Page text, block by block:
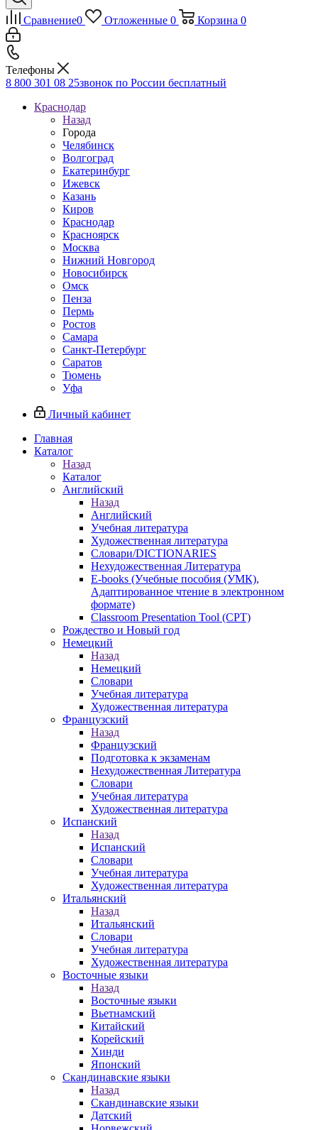
Сравнение0 Отложенные 0 Корзина 0
Телефоны
8 800 301 08 25звонок по России бесплатный
Краснодар
Назад
Города
Челябинск
Волгоград
Екатеринбург
Ижевск
Казань
Киров
Краснодар
Красноярск
Москва
Нижний Новгород
Новосибирск
Омск
Пенза
Пермь
Ростов
Самара
Санкт-Петербург
Саратов
Тюмень
Уфа
Личный кабинет
Главная
Каталог
Назад
Каталог
Английский
Назад
Английский
Учебная литература
Художественная литература
Словари/DICTIONARIES
Нехудожественная Литература
E-books (Учебные пособия (УМК),
Адаптированное чтение в электронном
формате)
Classroom Presentation Tool (CPT)
Рождество и Новый год
Немецкий
Назад
Немецкий
Словари
Учебная литература
Художественная литература
Французский
Назад
Французский
Подготовка к экзаменам
Нехудожественная Литература
Словари
Учебная литература
Художественная литература
Испанский
Назад
Испанский
Словари
Учебная литература
Художественная литература
Итальянский
Назад
Итальянский
Словари
Учебная литература
Художественная литература
Восточные языки
Назад
Восточные языки
Вьетнамский
Китайский
Корейский
Хинди
Японский
Скандинавские языки
Назад
Скандинавские языки
Датский